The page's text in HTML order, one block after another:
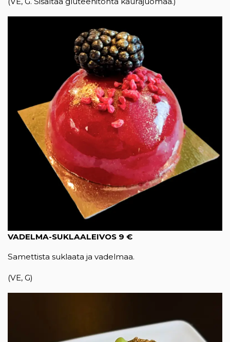
VADELMA-SUKLAALEIVOS 9 €
Samettista suklaata ja vadelmaa.
(VE, G)